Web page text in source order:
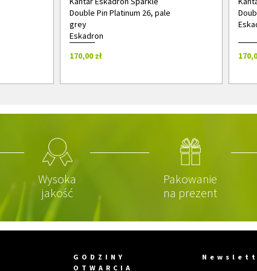
Double Pin Platinum 26, pale
grey
Eskadron
170,00 zł
Wysoka
jakość
Pakowanie
na prezent
GODZINY
OTWARCIA